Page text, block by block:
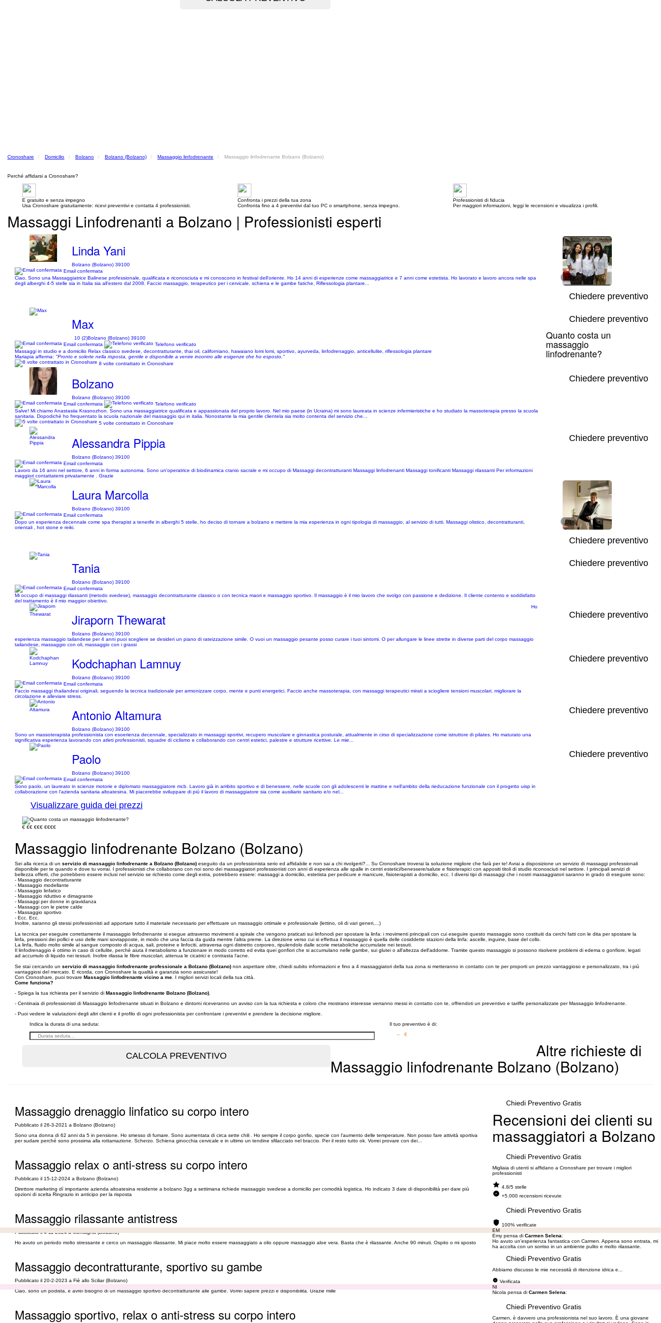
Cronoshare Domicilio Bolzano Bolzano (Bolzano) Massaggio linfodrenante Massaggio linfodrenante Bolzano (Bolzano)
Perché affidarsi a Cronoshare?
E gratuito e senza impegno
Usa Cronoshare gratuitamente: ricevi preventivi e contatta 4 professionisti.
Confronta i prezzi della tua zona
Confronta fino a 4 preventivi dal tuo PC o smartphone, senza impegno.
Professionisti di fiducia
Per maggiori informazioni, leggi le recensioni e visualizza i profili.
Massaggi Linfodrenanti a Bolzano | Professionisti esperti
Linda Yani
Bolzano (Bolzano) 39100
Email confermata
Ciao, Sono una Massaggiatrice Balinese professionale, qualificata e riconosciuta e mi conoscono in festival dell'oriente. Ho 14 anni di esperienze come massaggiatrice e 7 anni come estetista. Ho lavorato e lavoro ancora nelle spa
degli alberghi 4-5 stelle sia in Italia sia all'estero dal 2008. Faccio massaggio, terapeutico per i cervicale, schiena e le gambe fatiche, Riflessologia plantare...
1/5
Chiedere preventivo
Max
10 (2)Bolzano (Bolzano) 39100
Email confermata
Telefono verificato
Massaggi in studio e a domicilio Relax classico svedese, decontratturante, thai oil, californiano, hawaiano lomi lomi, sportivo, ayurveda, linfodrenaggio, anticellulite, riflessologia plantare
Mariapia afferma: "Pronto e solerte nella risposta, gentile e disponibile a venire incontro alle esigenze che ho esposto."
8 volte contrattato in Cronoshare
Chiedere preventivo
Bolzano
Bolzano (Bolzano) 39100
Email confermata
Telefono verificato
Salve! Mi chiamo Anastasiia Krasnozhon. Sono una massaggiatrice qualificata e appassionata del proprio lavoro. Nel mio paese (in Ucraina) mi sono laureata in scienze infermieristiche e ho studiato la massoterapia presso la scuola
sanitaria. Dopodiché ho frequentato la scuola nazionale del massaggio qui in italia. Nonostante la mia gentile clientela sia molto contenta del servizio che...
5 volte contrattato in Cronoshare
Chiedere preventivo
Alessandra Pippia
Bolzano (Bolzano) 39100
Email confermata
Lavoro da 16 anni nel settore, 6 anni in forma autonoma. Sono un'operatrice di biodinamica cranio sacrale e mi occupo di Massaggi decontratturanti Massaggi linfodrenanti Massaggi tonificanti Massaggi rilassanti Per informazioni
maggiori contattatemi privatamente . Grazie
Chiedere preventivo
Laura Marcolla
Bolzano (Bolzano) 39100
Email confermata
Dopo un esperienza decennale come spa therapist a tenerife in alberghi 5 stelle, ho deciso di tornare a bolzano e mettere la mia esperienza in ogni tipologia di massaggio, al servizio di tutti. Massaggi olistico, decontratturanti,
orientali , hot stone e reiki.
1/1
Chiedere preventivo
Tania
Bolzano (Bolzano) 39100
Email confermata
Mi occupo di massaggi rilassanti (metodo svedese), massaggio decontratturante classico o con tecnica maori e massaggio sportivo. Il massaggio è il mio lavoro che svolgo con passione e dedizione. Il cliente contento e soddisfatto
del trattamento è il mio maggior obiettivo.
Chiedere preventivo
Jiraporn Thewarat
Bolzano (Bolzano) 39100
Ho
esperienza massaggio tailandese per 4 anni puoi scegliere se desideri un piano di rateizzazione simile. O vuoi un massaggio pesante posso curare i tuoi sintomi. O per allungare le linee strette in diverse parti del corpo massaggio
tailandese, massaggio con oli, massaggio con i grassi
Chiedere preventivo
Kodchaphan Lamnuy
Bolzano (Bolzano) 39100
Email confermata
Faccio massaggi thailandesi originali, seguendo la tecnica tradizionale per armonizzare corpo, mente e punti energetici. Faccio anche massoterapia, con massaggi terapeutici mirati a sciogliere tensioni muscolari, migliorare la
circolazione e alleviare stress.
Chiedere preventivo
Antonio Altamura
Bolzano (Bolzano) 39100
Sono un massoterapista professionista con esoerienza decennale, specializzato in massaggi sportivi, recupero muscolare e ginnastica posturale, attualmente in cirso di specializzazione come istruttore di pilates. Ho maturato una
significativa esperienza lavorando con atleti professionisti, squadre di ciclismo e collaborando con centri estetici, palestre e strutture ricettive. Le mie...
Chiedere preventivo
Paolo
Bolzano (Bolzano) 39100
Email confermata
Sono paolo, un laureato in scienze motorie e diplomato massaggiatore mcb. Lavoro già in ambito sportivo e di benessere, nelle scuole con gli adolescenti le mattine e nell'ambito della rieducazione funzionale con il progetto uisp in
collaborazione con l'azienda sanitaria altoatesina. Mi piacerebbe sviluppare di più il lavoro di massaggiatore sia come ausiliario sanitario e/o nel...
Chiedere preventivo
Quanto costa un
massaggio
linfodrenante?
Visualizzare guida dei prezzi
€ €€ €€€ €€€€
Massaggio linfodrenante Bolzano (Bolzano)
Sei alla ricerca di un servizio di massaggio linfodrenante a Bolzano (Bolzano) eseguito da un professionista serio ed affidabile e non sai a chi rivolgerti?... Su Cronoshare troverai la soluzione migliore che farà per te! Avrai a disposizione un servizio di massaggi professionali
disponibile per te quando e dove tu vorrai. I professionisti che collaborano con noi sono dei massaggiatori professionisti con anni di esperienza alle spalle in centri estetici/benessere/salute e fisioterapici con appositi titoli di studio riconosciuti nel settore. I principali servizi di
bellezza offerti, che potrebbero essere inclusi nel servizio se richiesto come degli extra, potrebbero essere: massaggi a domicilio, estetista per pedicure e manicure, fisioterapisti a domicilio, ecc. I diversi tipi di massaggi che i nostri massaggiatori saranno in grado di eseguire sono:
- Massaggio decontratturante
- Massaggio modellante
- Massaggio linfatico
- Massaggio riduttivo e dimagrante
- Massaggi per donne in gravidanza
- Massaggi con le pietre calde
- Massaggio sportivo
- Ecc. Ecc.
Inoltre, saranno gli stessi professionisti ad apportare tutto il materiale necessario per effettuare un massaggio ottimale e professionale (lettino, oli di vari generi,...)
La tecnica per eseguire correttamente il massaggio linfodrenante si esegue attraverso movimenti a spirale che vengono praticati sui linfonodi per spostare la linfa: i movimenti principali con cui eseguire questo massaggio sono costituiti da cerchi fatti con le dita per spostare la
linfa, pressioni dei pollici e uso delle mani sovrapposte, in modo che una faccia da guida mentre l’altra preme. La direzione verso cui si effettua il massaggio è quella delle cosiddette stazioni della linfa: ascelle, inguine, base del collo.
La linfa, fluido molto simile al sangue composto di acqua, sali, proteine e linfociti, attraversa ogni distretto corporeo, ripulendolo dalle scorie metaboliche accumulate nei tessuti.
Il linfodrenaggio è ottimo in caso di cellulite, perché aiuta il metabolismo a funzionare in modo corretto ed evita quei gonfiori che si accumulano nelle gambe, sui glutei o all'altezza dell'addome. Tramite questo massaggio si possono risolvere problemi di edema o gonfiore, legati
ad accumulo di liquido nei tessuti. Inoltre rilassa le fibre muscolari, attenua le cicatrici e contrasta l'acne.
Se stai cercando un servizio di massaggio linfodrenante professionale a Bolzano (Bolzano) non aspettare oltre, chiedi subito informazioni e fino a 4 massaggiatori della tua zona si metteranno in contatto con te per proporti un prezzo vantaggioso e personalizzato, tra i più
vantaggiosi del mercato. E ricorda, con Cronoshare la qualità e garanzia sono assicurate!
Con Cronoshare, puoi trovare Massaggio linfodrenante vicino a me . I migliori servizi locali della tua città.
Come funziona?
- Spiega la tua richiesta per il servizio di Massaggio linfodrenante Bolzano (Bolzano)
- Centinaia di professionisti di Massaggio linfodrenante situati in Bolzano e dintorni riceveranno un avviso con la tua richiesta e coloro che mostrano interesse verranno messi in contatto con te, offrendoti un preventivo e tariffe personalizzate per Massaggio linfodrenante.
- Puoi vedere le valutazioni degli altri clienti e il profilo di ogni professionista per confrontare i preventivi e prendere la decisione migliore.
Indica la durata di una seduta:
Il tuo preventivo è di:
– €
Altre richieste di
Massaggio linfodrenante Bolzano (Bolzano)
Massaggio drenaggio linfatico su corpo intero
Pubblicato il 26-3-2021 a Bolzano (Bolzano)
Sono una donna di 62 anni da 5 in pensione. Ho smesso di fumare. Sono aumentata di circa sette chili . Ho sempre il corpo gonfio, specie con l'aumento delle temperature. Non posso fare attività sportiva
per sudare perché sono prossima alla rottamazione. Scherzo. Schiena ginocchia cervicale e in ultimo un tendine sfilacciato nel braccio. Per il resto tutto ok. Vorrei provare con dei...
Chiedi Preventivo Gratis
Massaggio relax o anti-stress su corpo intero
Pubblicato il 15-12-2024 a Bolzano (Bolzano)
Direttore marketing dí importante azienda altoatesina residente a bolzano 3gg a settimana richiede massaggio svedese a domicilio per comodità logistica. Ho indicato 3 date di disponibilità per dare più
opzioni di scelta Ringrazio in anticipo per la risposta
Chiedi Preventivo Gratis
Massaggio rilassante antistress
Pubblicato il 4-11-2024 a Montagna (Bolzano)
Ho avuto un periodo molto stressante e cerco un massaggio rilassante. Mi piace molto essere massaggiato a olio oppure massaggio aloe vera. Basta che è rilassante. Anche 90 minuti. Ospito o mi sposto
Chiedi Preventivo Gratis
Massaggio decontratturante, sportivo su gambe
Pubblicato il 20-2-2023 a Fiè allo Sciliar (Bolzano)
Ciao, sono un podista, e avrei bisogno di un massaggio sportivo decontratturante alle gambe. Vorrei sapere prezzi e disponibilità. Grazie mille
Chiedi Preventivo Gratis
Massaggio sportivo, relax o anti-stress su corpo intero Chiedi Preventivo Gratis
Recensioni dei clienti su
massaggiatori a Bolzano
Migliaia di utenti si affidano a Cronoshare per trovare i migliori
professionisti
4.8/5 stelle
+5.000 recensioni ricevute
100% verificate
EM
Emy pensa di Carmen Selena:
Ho avuto un'esperienza fantastica con Carmen. Appena sono entrata, mi
ha accolta con un sorriso in un ambiente pulito e molto rilassante.
Abbiamo discusso le mie necessità di ritenzione idrica e...
Verificata
NI
Nicola pensa di Carmen Selena:
Carmen, è davvero una professionista nel suo lavoro. È una giovane